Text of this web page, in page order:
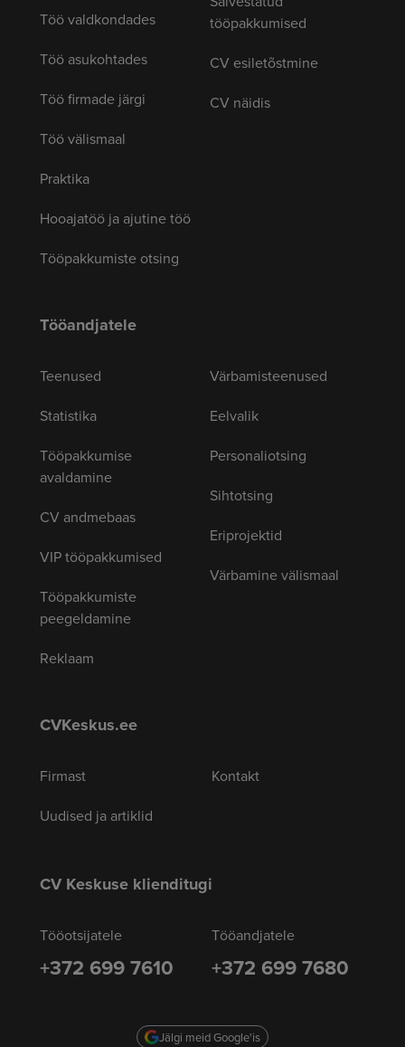
Töö valdkondades
Töö asukohtades
Töö firmade järgi
Töö välismaal
Praktika
Hooajatöö ja ajutine töö
Tööpakkumiste otsing
tööpakkumised
CV esiletõstmine
CV näidis
Tööandjatele
Teenused
Statistika
Tööpakkumise
avaldamine
CV andmebaas
VIP tööpakkumised
Tööpakkumiste
peegeldamine
Reklaam
Värbamisteenused
Eelvalik
Personaliotsing
Sihtotsing
Eriprojektid
Värbamine välismaal
CVKeskus.ee
Firmast
Uudised ja artiklid
Kontakt
CV Keskuse klienditugi
Tööotsijatele
+372 699 7610
Tööandjatele
+372 699 7680
Jälgi meid Google'is